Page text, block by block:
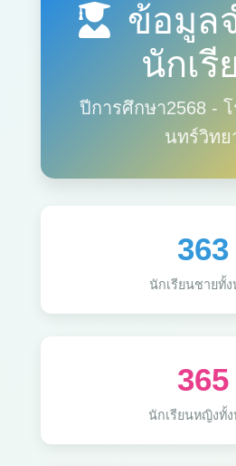
ข้อมูล
นักเรี
ปีการศึกษา2568 -
นทร์วิทย
363
นักเรียนชายทั้
365
นักเรียนหญิงทั้